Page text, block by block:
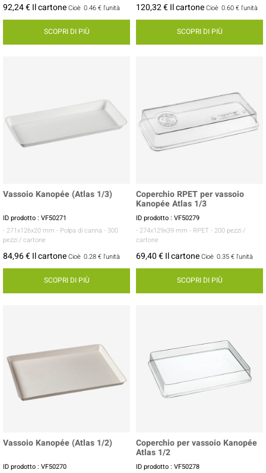
92,24 € Il cartoneCioè 0.46 € l'unità
SCOPRI DI PIÙ
120,32 € Il cartoneCioè 0.60 € l'unità
SCOPRI DI PIÙ
Vassoio Kanopée (Atlas 1/3)
ID prodotto : VF50271
- 271x126x20 mm - Polpa di canna - 300
pezzi / cartone
84,96 € Il cartoneCioè 0.28 € l'unità
SCOPRI DI PIÙ
Coperchio RPET per vassoio
Kanopée Atlas 1/3
ID prodotto : VF50279
- 274x129x39 mm - RPET - 200 pezzi /
cartone
69,40 € Il cartoneCioè 0.35 € l'unità
SCOPRI DI PIÙ
Vassoio Kanopée (Atlas 1/2)
ID prodotto : VF50270
Coperchio per vassoio Kanopée
Atlas 1/2
ID prodotto : VF50278